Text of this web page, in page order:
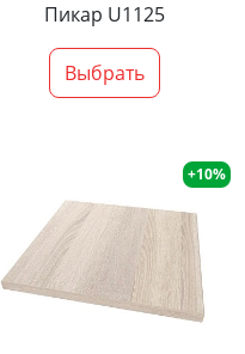
Пикар U1125
Выбрать
+10%